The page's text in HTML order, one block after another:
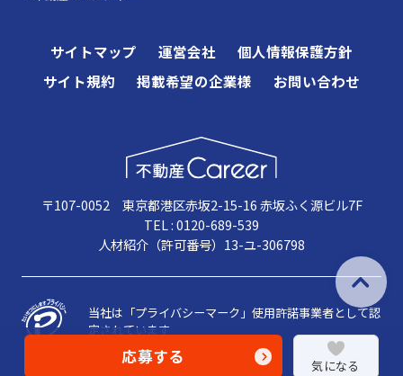
応募する 気になる
サイトマップ 運営会社
個人情報保護方針
サイト規約
掲載希望の企業様 お問い合わせ
〒107-0052 東京都港区赤坂2-15-16 赤坂ふく源ビル7F
TEL : 0120-689-539
人材紹介（許可番号）13-ユ-306798
当社は「プライバシーマーク」使用許諾事業者として認
定されています